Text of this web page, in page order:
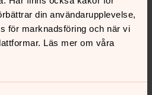
din användarupplevelse,
för marknadsföring och när vi
Läs mer om våra